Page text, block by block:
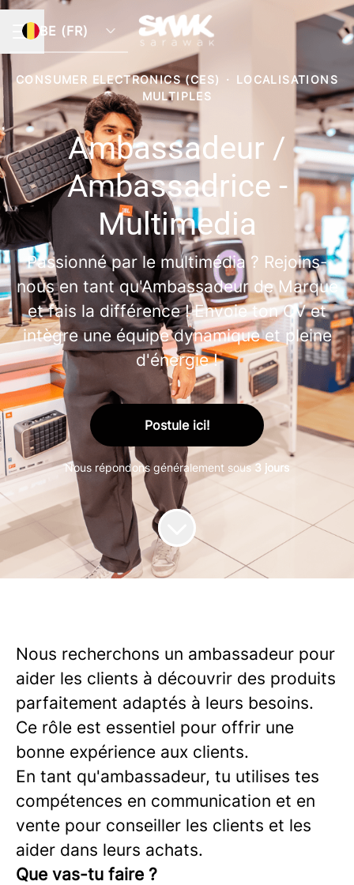
MENU CARRIÈRE
BE (FR)
CONSUMER ELECTRONICS (CES) ·
LOCALISATIONS
MULTIPLES
Ambassadeur /
Ambassadrice -
Multimedia
Passionné par le multimédia ? Rejoins-
nous en tant qu'Ambassadeur de Marque
et fais la différence ! Envoie ton CV et
intègre une équipe dynamique et pleine
d'énergie !
Postule ici!
Nous répondons généralement sous3 jours
Nous recherchons un ambassadeur pour
aider les clients à découvrir des produits
parfaitement adaptés à leurs besoins.
Ce rôle est essentiel pour offrir une
bonne expérience aux clients.
En tant qu'ambassadeur, tu utilises tes
compétences en communication et en
vente pour conseiller les clients et les
aider dans leurs achats.
Que vas-tu faire ?